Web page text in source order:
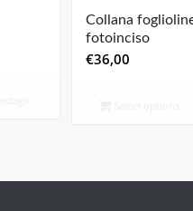
Collana
fotoinciso
€36,00